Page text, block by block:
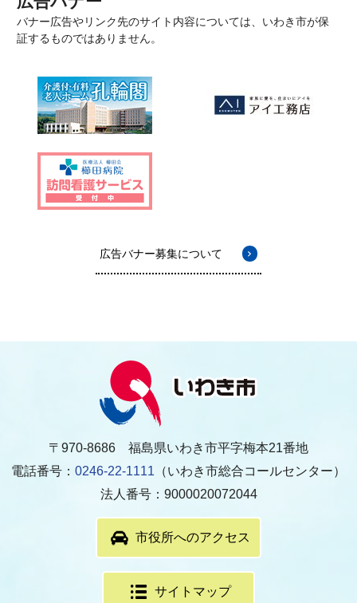
バナー広告やリンク先のサイト内容については、いわき市が保
証するものではありません。
広告バナー募集について
〒970-8686 福島県いわき市平字梅本21番地
電話番号： 0246-22-1111 （いわき市総合コールセンター）
法人番号：9000020072044
市役所へのアクセス
サイトマップ